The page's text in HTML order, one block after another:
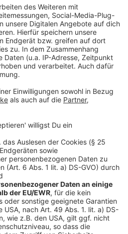
Usercentrics Consent
Platform
Louis will seine
und eine Antwort auf
ist Louis' Verlangen
Das bekommt man als